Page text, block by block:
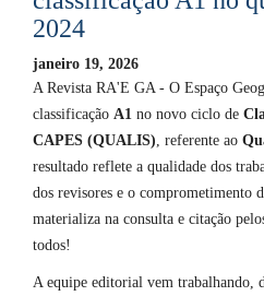
2024
janeiro 19, 2026
A Revista RA'E GA - O Espaço
classificação A1 no novo ciclo de
CAPES (QUALIS) , referente ao
resultado reflete a qualidade dos
dos revisores e o comprometimento
materializa na consulta e citação
todos!
A equipe editorial vem trabalhando,